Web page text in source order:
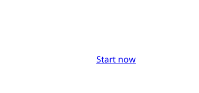
Start now